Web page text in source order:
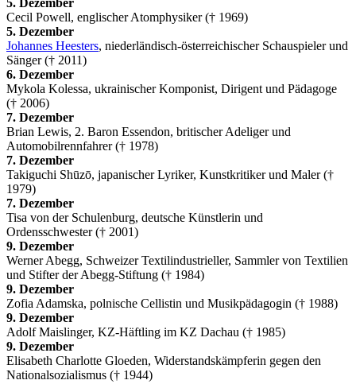
Cecil Powell, englischer Atomphysiker († 1969)
5. Dezember
Johannes Heesters, niederländisch-österreichischer Schauspieler und
Sänger († 2011)
6. Dezember
Mykola Kolessa, ukrainischer Komponist, Dirigent und Pädagoge
(† 2006)
7. Dezember
Brian Lewis, 2. Baron Essendon, britischer Adeliger und
Automobilrennfahrer († 1978)
7. Dezember
Takiguchi Shūzō, japanischer Lyriker, Kunstkritiker und Maler (†
1979)
7. Dezember
Tisa von der Schulenburg, deutsche Künstlerin und
Ordensschwester († 2001)
9. Dezember
Werner Abegg, Schweizer Textilindustrieller, Sammler von Textilien
und Stifter der Abegg-Stiftung († 1984)
9. Dezember
Zofia Adamska, polnische Cellistin und Musikpädagogin († 1988)
9. Dezember
Adolf Maislinger, KZ-Häftling im KZ Dachau († 1985)
9. Dezember
Elisabeth Charlotte Gloeden, Widerstandskämpferin gegen den
Nationalsozialismus († 1944)